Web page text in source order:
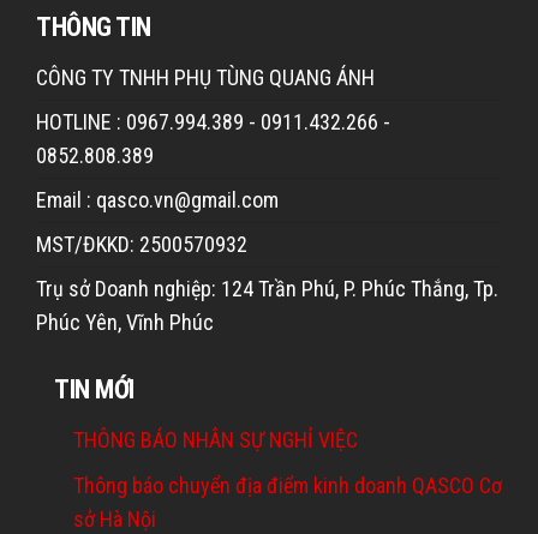
THÔNG TIN
CÔNG TY TNHH PHỤ TÙNG QUANG ÁNH
HOTLINE : 0967.994.389 - 0911.432.266 -
0852.808.389
Email : qasco.vn@gmail.com
MST/ĐKKD: 2500570932
Trụ sở Doanh nghiệp: 124 Trần Phú, P. Phúc Thắng, Tp.
Phúc Yên, Vĩnh Phúc
TIN MỚI
THÔNG BÁO NHÂN SỰ NGHỈ VIỆC
Thông báo chuyển địa điểm kinh doanh QASCO Cơ
sở Hà Nội